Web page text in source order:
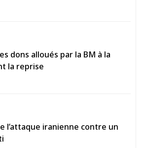
dons alloués par la BM à la
la reprise
l’attaque iranienne contre un